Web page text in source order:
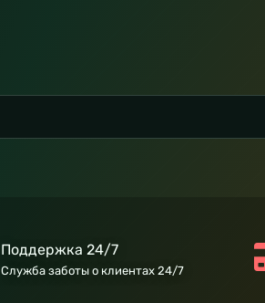
Поддержка 24/7
Служба заботы о клиентах 24/7